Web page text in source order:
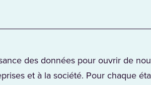
des données pour ouvrir de
et à la société. Pour chaque